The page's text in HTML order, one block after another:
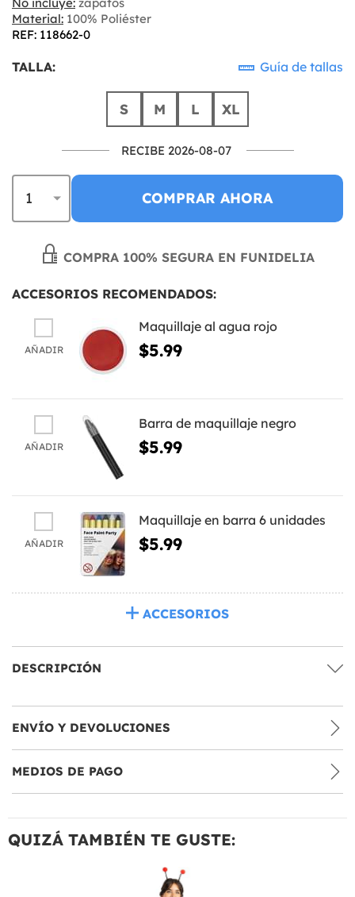
Material: 100% Poliéster
REF: 118662-0
TALLA: Guía de tallas
S M L XL
RECIBE 2026-08-07
COMPRAR AHORA
COMPRA 100% SEGURA EN FUNIDELIA
ACCESORIOS RECOMENDADOS:
AÑADIR
Maquillaje al agua rojo
$5.99
AÑADIR
Barra de maquillaje negro
$5.99
AÑADIR
Maquillaje en barra 6 unidades
$5.99
ACCESORIOS
DESCRIPCIÓN
ENVÍO Y DEVOLUCIONES
MEDIOS DE PAGO
QUIZÁ TAMBIÉN TE GUSTE: